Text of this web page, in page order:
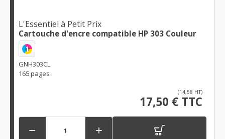
L'Essentiel à Petit Prix
Cartouche d'encre compatible HP 303 Couleur
1
GNH303CL
165 pages
(14,58 HT)
17,50 € TTC
 